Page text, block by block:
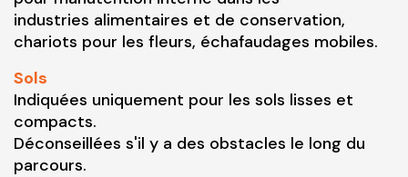
industries alimentaires et de conservation,
chariots pour les fleurs, échafaudages mobiles.
Sols
Indiquées uniquement pour les sols lisses et
compacts.
Déconseillées s'il y a des obstacles le long du
parcours.